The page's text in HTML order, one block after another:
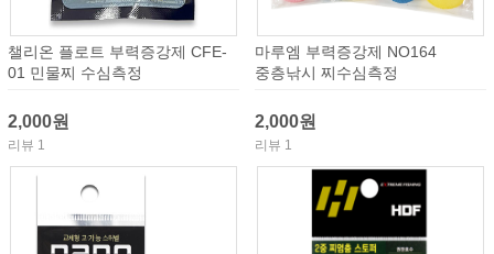
챌리온 플로트 부력증강제 CFE-
01 민물찌 수심측정
2,000원
리뷰 1
마루엠 부력증강제 NO164
중층낚시 찌수심측정
2,000원
리뷰 1